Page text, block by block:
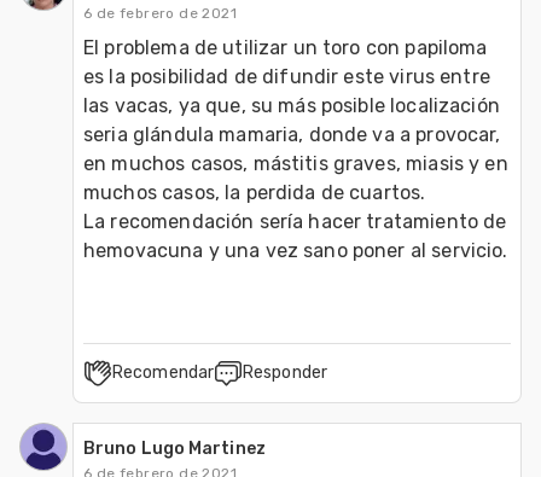
6 de febrero de 2021
El problema de utilizar un toro con papiloma
es la posibilidad de difundir este virus entre
las vacas, ya que, su más posible localización
seria glándula mamaria, donde va a provocar,
en muchos casos, mástitis graves, miasis y en
muchos casos, la perdida de cuartos.
La recomendación sería hacer tratamiento de
Recomendar Responder
Bruno Lugo Martinez
6 de febrero de 2021